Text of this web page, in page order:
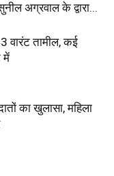
अग्रवाल के द्वारा...
वारंट तामील, कई
में
का खुलासा, महिला